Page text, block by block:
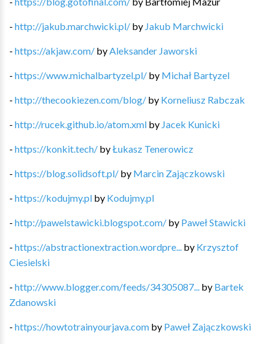
- http://jakub.marchwicki.pl/ by Jakub Marchwicki
- https://akjaw.com/ by Aleksander Jaworski
- https://www.michalbartyzel.pl/ by Michał Bartyzel
- http://thecookiezen.com/blog/ by Korneliusz Rabczak
- http://rucek.github.io/atom.xml by Jacek Kunicki
- https://konkit.tech/ byŁukasz Tenerowicz
- https://blog.solidsoft.pl/ by Marcin Zajączkowski
- https://kodujmy.pl by Kodujmy.pl
- http://pawelstawicki.blogspot.com/ by Paweł Stawicki
- https://abstractionextraction.wordpre... by Krzysztof
Ciesielski
- http://www.blogger.com/feeds/34305087... by Bartek
Zdanowski
- https://howtotrainyourjava.com by Paweł Zajączkowski